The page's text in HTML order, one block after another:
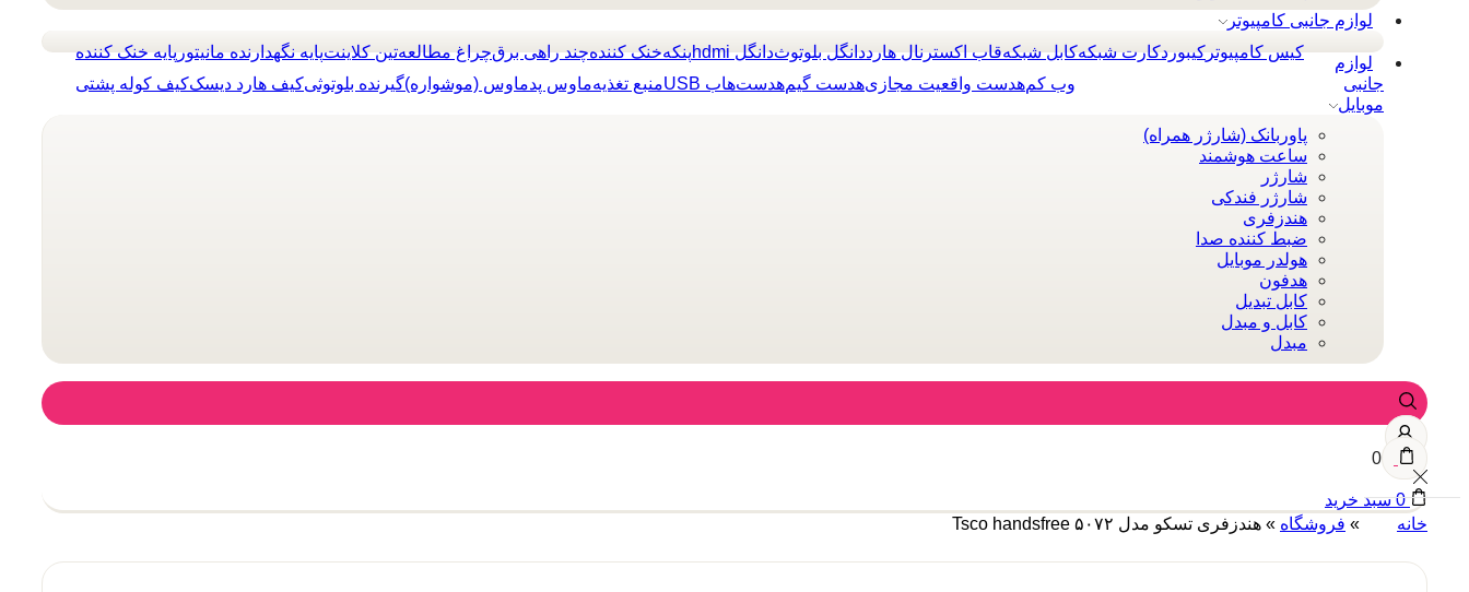
لوازم جانبی کامپیوتر
پایه خنک کنندهپایه نگهدارنده مانیتورتین کلاینتچراغ مطالعهچند راهی برقخنک کنندهپنکه دانگل hdmiدانگل بلوتوثقاب اکسترنال هاردکابل شبکهکارت شبکهکيبوردکیس کامپیوتر
کیف کوله پشتیکیف هارد دیسکگیرنده بلوتوثیماوس (موشواره)ماوس پدمنبع تغذیه هاب USBهدستهدست گیمهدست واقعیت مجازیوب کم
لوازم
جانبی
موبایل
پاوربانک (شارژر همراه)
ساعت هوشمند
شارژر
شارژر فندکی
هندزفری
ضبط کننده صدا
هولدر موبایل
هدفون
کابل تبدیل
کابل و مبدل
مبدل
0
0 سبد خرید
خانه
» فروشگاه » هندزفری تسکو مدل ۵۰۷۲ Tsco handsfree